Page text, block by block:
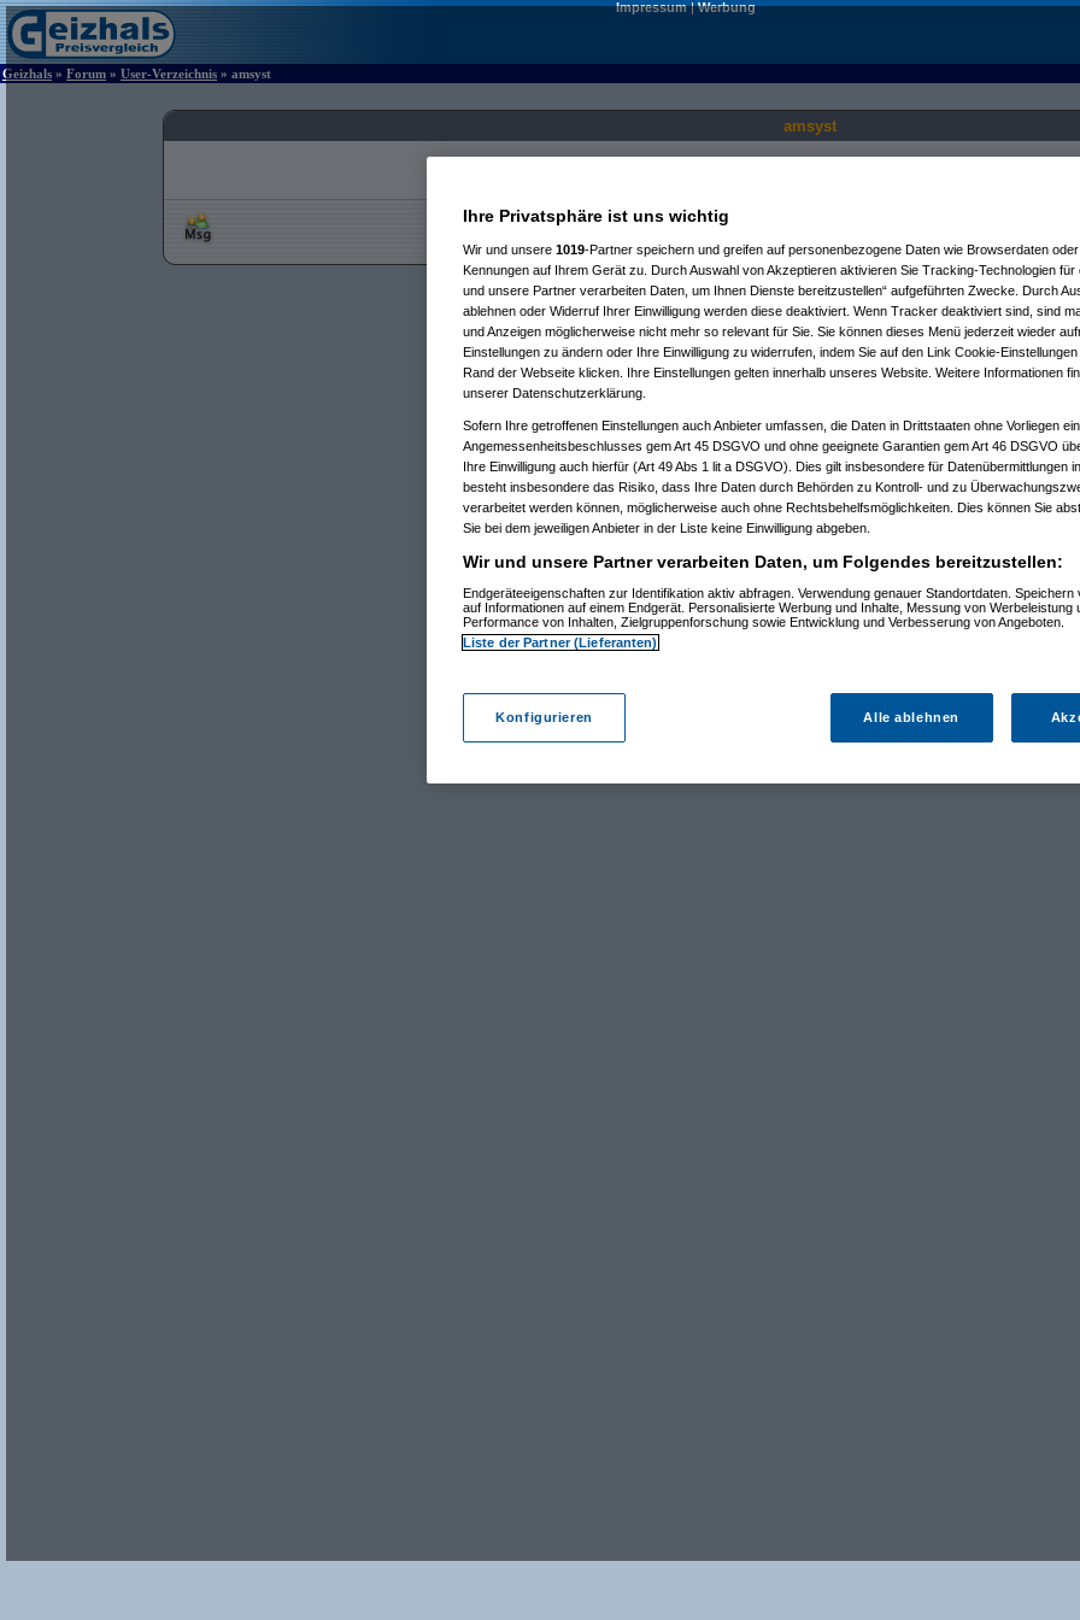
Impressum|Werbung
Geizhals » Forum » User-Verzeichnis » amsyst
amsyst
Ihre Privatsphäre ist uns wichtig
Wir und unsere 1019-Partner speichern und greifen auf personenbezogene Daten wie Browserdaten
Kennungen auf Ihrem Gerät zu. Durch Auswahl von Akzeptieren aktivieren Sie Tracking-Technologien für
und unsere Partner verarbeiten Daten, um Ihnen Dienste bereitzustellen“ aufgeführten Zwecke. Durch
ablehnen oder Widerruf Ihrer Einwilligung werden diese deaktiviert. Wenn Tracker deaktiviert sind, sind
und Anzeigen möglicherweise nicht mehr so relevant für Sie. Sie können dieses Menü jederzeit wieder
Einstellungen zu ändern oder Ihre Einwilligung zu widerrufen, indem Sie auf den Link Cookie-
Rand der Webseite klicken. Ihre Einstellungen gelten innerhalb unseres Website. Weitere Informationen
unserer Datenschutzerklärung.
Sofern Ihre getroffenen Einstellungen auch Anbieter umfassen, die Daten in Drittstaaten ohne Vorliegen
Angemessenheitsbeschlusses gem Art 45 DSGVO und ohne geeignete Garantien gem Art 46 DSGVO
Ihre Einwilligung auch hierfür (Art 49 Abs 1 lit a DSGVO). Dies gilt insbesondere für Datenübermittlungen
besteht insbesondere das Risiko, dass Ihre Daten durch Behörden zu Kontroll- und zu
verarbeitet werden können, möglicherweise auch ohne Rechtsbehelfsmöglichkeiten. Dies können Sie
Sie bei dem jeweiligen Anbieter in der Liste keine Einwilligung abgeben.
Wir und unsere Partner verarbeiten Daten, um Folgendes bereitzustellen:
Endgeräteeigenschaften zur Identifikation aktiv abfragen. Verwendung genauer Standortdaten. Speichern
auf Informationen auf einem Endgerät. Personalisierte Werbung und Inhalte, Messung von Werbeleistung
Performance von Inhalten, Zielgruppenforschung sowie Entwicklung und Verbesserung von Angeboten.
Liste der Partner (Lieferanten)
Konfigurieren Alle ablehnen